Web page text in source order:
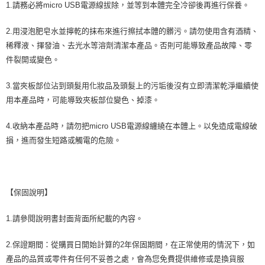
1.請務必將micro USB電源線拔除，並等到本體完全冷卻後再進行保養。
2.用浸泡肥皂水並擰乾的抹布來進行擦拭本體的髒污。請勿使用含有酒精、
稀釋液、揮發油、去光水等溶劑清潔本產品。否則可能導致產品故障、零
件裂開或變色。
3.當夾板部位沾到頭髮用化妝品及頭髮上的污垢後沒有立即清潔乾淨繼續使
用本產品時，可能導致夾板部位變色、掉漆。
4.收納本產品時，請勿把micro USB電源線纏繞在本體上。以免造成電線破
損，進而發生短路或觸電的危險。
【保固說明】
1.請參閱說明書封面背面所紀載的內容。
2.保證期間：從購買日開始計算的2年保固期間，在正常使用的情況下，如
產品的品質或零件有任何不妥善之處，會為您免費提供維修或是換貨服